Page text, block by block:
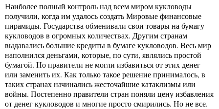
Наиболее полный контроль над всем миром кукловоды
получили, когда им удалось создать Мировые финансовые
пирамиды. Государства обменивали свои товары на бумагу
кукловодов в огромных количествах. Другим странам
выдавались большие кредиты в бумаге кукловодов. Весь мир
наполнился деньгами, которые, по сути, являлись простой
бумагой. Но правители не могли избавиться от этих денег
или заменить их. Как только такое решение принималось, в
таких странах начинались жесточайшие катаклизмы или
войны. Постепенно правители стран поняли цену избавления
от денег кукловодов и многие просто смирились. Но не все.